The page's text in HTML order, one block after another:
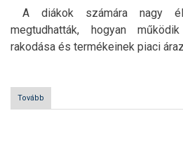
A diákok számára nagy
megtudhatták, hogyan
rakodása és termékeinek piaci
Tovább
társasjáték